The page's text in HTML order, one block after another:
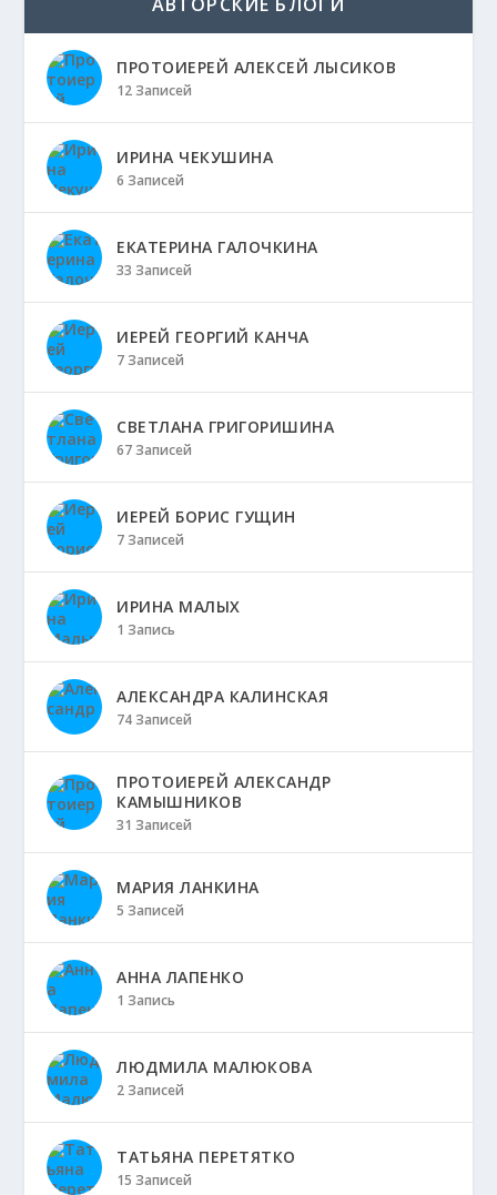
ПРОТОИЕРЕЙ АЛЕКСЕЙ ЛЫСИКОВ
12 Записей
ИРИНА ЧЕКУШИНА
6 Записей
ЕКАТЕРИНА ГАЛОЧКИНА
33 Записей
ИЕРЕЙ ГЕОРГИЙ КАНЧА
7 Записей
СВЕТЛАНА ГРИГОРИШИНА
67 Записей
ИЕРЕЙ БОРИС ГУЩИН
7 Записей
ИРИНА МАЛЫХ
1 Запись
АЛЕКСАНДРА КАЛИНСКАЯ
74 Записей
ПРОТОИЕРЕЙ АЛЕКСАНДР
КАМЫШНИКОВ
31 Записей
МАРИЯ ЛАНКИНА
5 Записей
АННА ЛАПЕНКО
1 Запись
ЛЮДМИЛА МАЛЮКОВА
2 Записей
ТАТЬЯНА ПЕРЕТЯТКО
15 Записей